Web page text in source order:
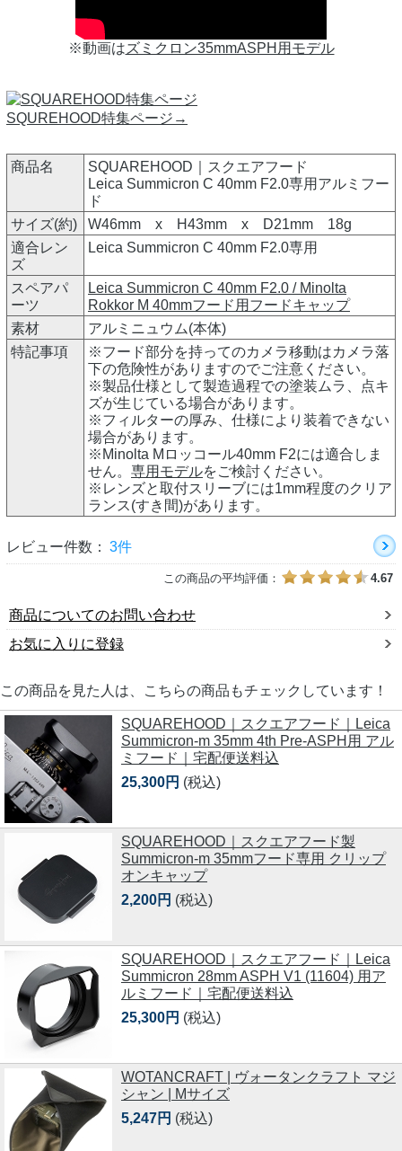
※動画はズミクロン35mmASPH用モデル
SQUREHOOD特集ページ→
商品名
SQUAREHOOD｜スクエアフード
Leica Summicron C 40mm F2.0専用アルミフー
ド
サイズ(約)
W46mm x H43mm x D21mm 18g
適合レン
ズ
Leica Summicron C 40mm F2.0専用
スペアパ
ーツ
Leica Summicron C 40mm F2.0 / Minolta
Rokkor M 40mmフード用フードキャップ
素材
アルミニュウム(本体)
特記事項
※フード部分を持ってのカメラ移動はカメラ落
下の危険性がありますのでご注意ください。
※製品仕様として製造過程での塗装ムラ、点キ
ズが生じている場合があります。
※フィルターの厚み、仕様により装着できない
場合があります。
※Minolta Mロッコール40mm F2には適合しま
せん。 専用モデルをご検討ください。
※レンズと取付スリーブには1mm程度のクリア
ランス(すき間)があります。
レビュー件数： 3件
この商品の平均評価： 4.67
商品についてのお問い合わせ
お気に入りに登録
この商品を見た人は、こちらの商品もチェックしています！
SQUAREHOOD｜スクエアフード｜Leica
Summicron-m 35mm 4th Pre-ASPH用 アル
ミフード｜宅配便送料込
25,300円 (税込)
SQUAREHOOD｜スクエアフード製
Summicron-m 35mmフード専用 クリップ
オンキャップ
2,200円 (税込)
SQUAREHOOD｜スクエアフード｜Leica
Summicron 28mm ASPH V1 (11604) 用ア
ルミフード｜宅配便送料込
25,300円 (税込)
WOTANCRAFT | ヴォータンクラフト マジ
シャン | Mサイズ
5,247円 (税込)